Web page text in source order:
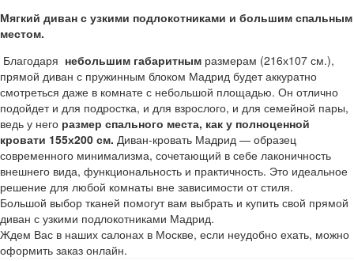
Мягкий диван с узкими подлокотниками и большим спальным
местом.
Благодаря небольшим габаритным размерам (216х107 см.),
прямой диван с пружинным блоком Мадрид будет аккуратно
смотреться даже в комнате с небольшой площадью. Он отлично
подойдет и для подростка, и для взрослого, и для семейной пары,
ведь у него размер спального места, как у полноценной
кровати 155х200 см. Диван-кровать Мадрид — образец
современного минимализма, сочетающий в себе лаконичность
внешнего вида, функциональность и практичность. Это идеальное
решение для любой комнаты вне зависимости от стиля.
Большой выбор тканей помогут вам выбрать и купить свой прямой
диван с узкими подлокотниками Мадрид.
Ждем Вас в наших салонах в Москве, если неудобно ехать, можно
оформить заказ онлайн.